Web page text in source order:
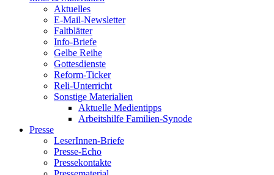
Aktuelles
E-Mail-Newsletter
Faltblätter
Info-Briefe
Gelbe Reihe
Gottesdienste
Reform-Ticker
Reli-Unterricht
Sonstige Materialien
Aktuelle Medientipps
Arbeitshilfe Familien-Synode
Presse
LeserInnen-Briefe
Presse-Echo
Pressekontakte